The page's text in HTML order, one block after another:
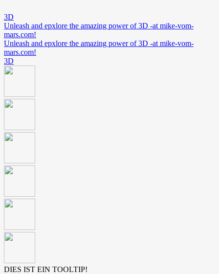
3D
Unleash and epxlore the amazing power of 3D -at mike-vom-
mars.com!
Unleash and epxlore the amazing power of 3D -at mike-vom-
mars.com!
3D
DIES IST EIN TOOLTIP!